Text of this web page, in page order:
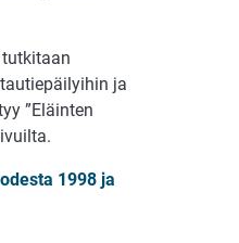
ja
”Eläinten
1998 ja